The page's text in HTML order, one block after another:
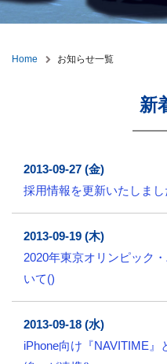
Home お知らせ一覧
新
2013-09-27 (金)
採用情報を更新いたしまし
2013-09-19 (木)
2020年東京オリンピック
いて()
2013-09-18 (水)
iPhone向け『NAVITIME